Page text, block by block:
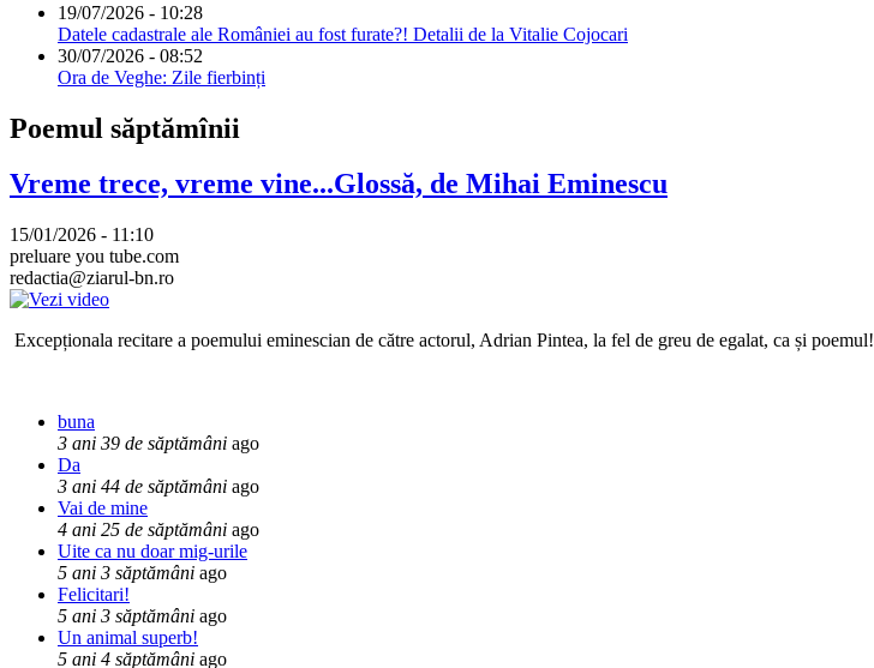
19/07/2026 - 10:28
Datele cadastrale ale României au fost furate?! Detalii de la Vitalie Cojocari
30/07/2026 - 08:52
Ora de Veghe: Zile fierbinți
Poemul săptămînii
Vreme trece, vreme vine...Glossă, de Mihai Eminescu
15/01/2026 - 11:10
preluare you tube.com
redactia@ziarul-bn.ro
Excepționala recitare a poemului eminescian de către actorul, Adrian Pintea, la fel de greu de egalat, ca și poemul!
buna
3 ani 39 de săptămâni ago
Da
3 ani 44 de săptămâni ago
Vai de mine
4 ani 25 de săptămâni ago
Uite ca nu doar mig-urile
5 ani 3 săptămâni ago
Felicitari!
5 ani 3 săptămâni ago
Un animal superb!
5 ani 4 săptămâni ago